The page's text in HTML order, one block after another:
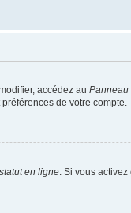
accédez au Panneau
de votre compte.
en ligne . Si vous